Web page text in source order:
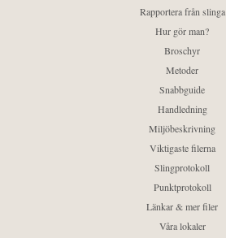
Rapportera från slinga
Hur gör man?
Broschyr
Metoder
Snabbguide
Handledning
Miljöbeskrivning
Viktigaste filerna
Slingprotokoll
Punktprotokoll
Länkar & mer filer
Våra lokaler